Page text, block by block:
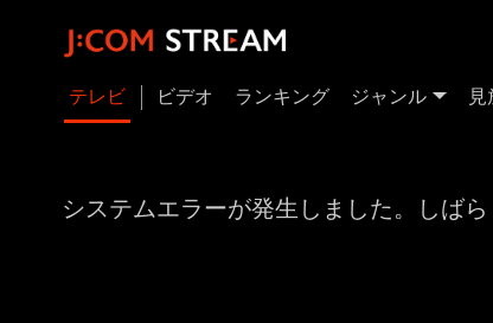
テレビ ビデオ ランキング ジャンル 見
システムエラーが発生しました。しば